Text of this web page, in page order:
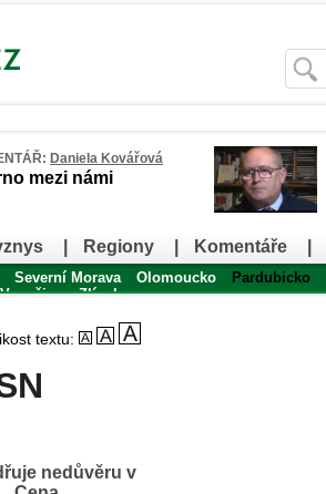
Daniela Kovářová
mezi námi
Regiony Komentáře
Severní Morava Olomoucko Pardubicko
Vysočina Zlínsko
textu:
nedůvěru v